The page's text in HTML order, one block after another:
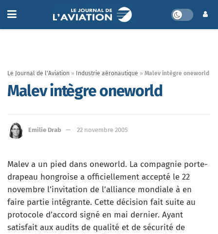
Le Journal de l'Aviation » Industrie aéronautique » Malev intègre oneworld
Malev intègre oneworld
Emilie Drab 22 novembre 2005
Malev a un pied dans oneworld. La compagnie porte-
drapeau hongroise a officiellement accepté le 22
novembre l’invitation de l’alliance mondiale à en
faire partie intégrante. Cette décision fait suite au
protocole d’accord signé en mai dernier. Ayant
satisfait aux audits de qualité et de sécurité de